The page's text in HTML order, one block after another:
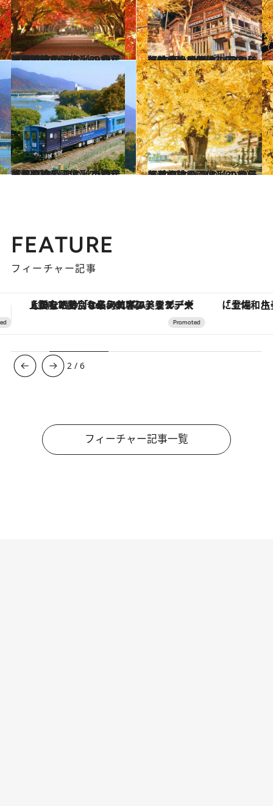
2023.10.7
【秋の絶景画像】2023年版 関東エリアの秋の絶景＆風物詩の画像（69点）
旅＆お出かけ 2022.10.14
【秋の絶景画像】2022年版 中部・北陸エリアの秋の絶景＆風物詩の画像（51点）
旅＆お出かけ
2022.11.6
【秋の絶景画像】2022年版 四国エリアの秋の絶景＆風物詩の画像（25点）
旅＆お出かけ 2022.10.22
【秋の絶景画像】2022年版 中国エリアの秋の絶景＆風物詩の画像（30点）
旅＆お出かけ
FEATURE
フィーチャー記事
「土佐和ハーブかき氷」がOMO7高知に登場！生姜、山椒、大葉など目にも舌にも涼を呼ぶ郷土の味
3 /6
フィーチャー記事一覧